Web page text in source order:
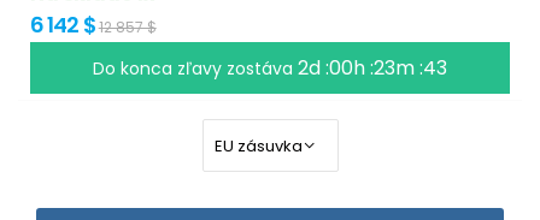
6 142 $12 857 $
Do konca zľavy zostáva 2d :00h :23m :43